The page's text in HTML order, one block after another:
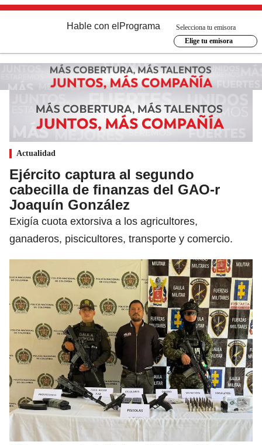
Hable con el Programa
Selecciona tu emisora
Elige tu emisora
Actualidad
Ejército captura al segundo
cabecilla de finanzas del GAO-r
Joaquín González
Exigía cuota extorsiva a los agricultores,
ganaderos, piscicultores, transporte y comercio.